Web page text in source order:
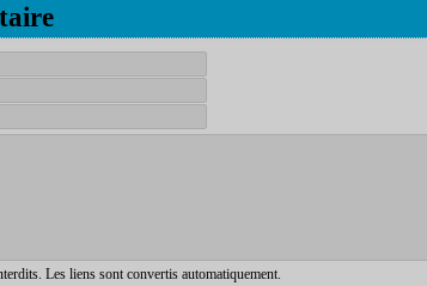
Les liens sont convertis automatiquement.